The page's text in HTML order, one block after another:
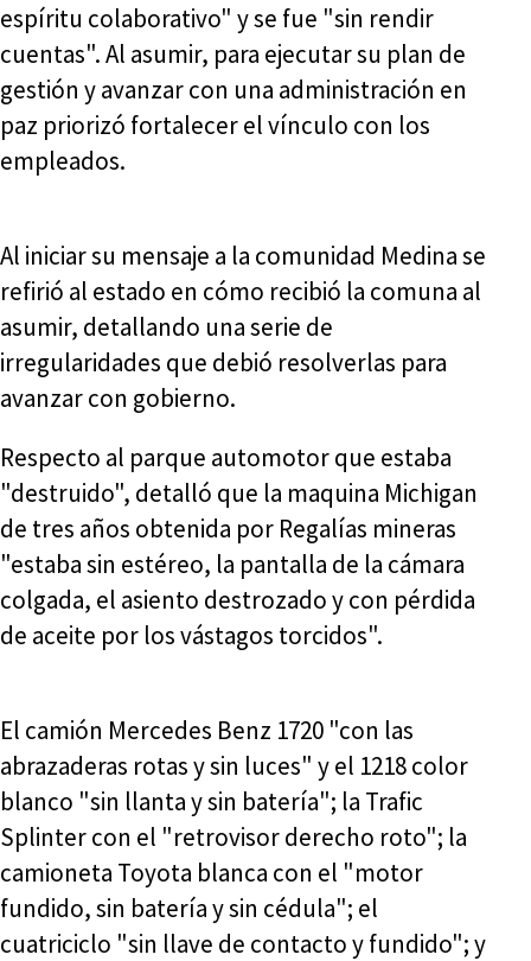
espíritu colaborativo" y se fue "sin rendir
cuentas". Al asumir, para ejecutar su plan de
gestión y avanzar con una administración en
paz priorizó fortalecer el vínculo con los
empleados.
Al iniciar su mensaje a la comunidad Medina se
refirió al estado en cómo recibió la comuna al
asumir, detallando una serie de
irregularidades que debió resolverlas para
avanzar con gobierno.
Respecto al parque automotor que estaba
"destruido", detalló que la maquina Michigan
de tres años obtenida por Regalías mineras
"estaba sin estéreo, la pantalla de la cámara
colgada, el asiento destrozado y con pérdida
de aceite por los vástagos torcidos".
El camión Mercedes Benz 1720 "con las
abrazaderas rotas y sin luces" y el 1218 color
blanco "sin llanta y sin batería"; la Trafic
Splinter con el "retrovisor derecho roto"; la
camioneta Toyota blanca con el "motor
fundido, sin batería y sin cédula"; el
cuatriciclo "sin llave de contacto y fundido"; y